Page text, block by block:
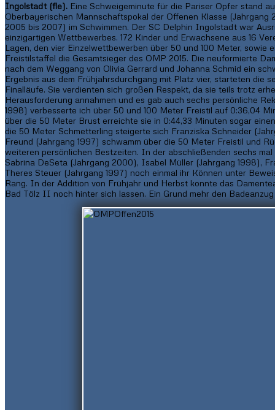
Ingolstadt (fle). Eine Schweigeminute für die Pariser Opfer stand
Oberbayerischen Mannschaftspokal der Offenen Klasse
2005 bis 2007) im Schwimmen. Der SC Delphin Ingolstadt war
einzigartigen Wettbewerbes. 172 Kinder und Erwachsene aus 16
Lagen, den vier Einzelwettbewerben über 50 und 100 Meter, sowie
Freistilstaffel die Gesamtsieger des OMP 2015. Die neuformierte
nach dem Weggang von Olivia Gerrard und Johanna Schmid ein
Ergebnis aus dem Frühjahrsdurchgang mit Platz vier, starteten die
Finalläufe. Sie verdienten sich großen Respekt, da sie teils trotz
Herausforderung annahmen und es gab auch sechs persönliche
1998) verbesserte ich über 50 und 100 Meter Freistil auf 0:36,04
über die 50 Meter Brust erreichte sie in 0:44,33 Minuten sogar
die 50 Meter Schmetterling steigerte sich Franziska Schneider
Freund (Jahrgang 1997) schwamm über die 50 Meter Freistil und
weiteren persönlichen Bestzeiten. In der abschließenden sechs
Sabrina DeSeta (Jahrgang 2000), Isabel Müller (Jahrgang 1998),
Theres Steuer (Jahrgang 1997) noch einmal ihr Können unter
Rang. In der Addition von Frühjahr und Herbst konnte das
Bad Tölz II noch hinter sich lassen. Ein Grund mehr den